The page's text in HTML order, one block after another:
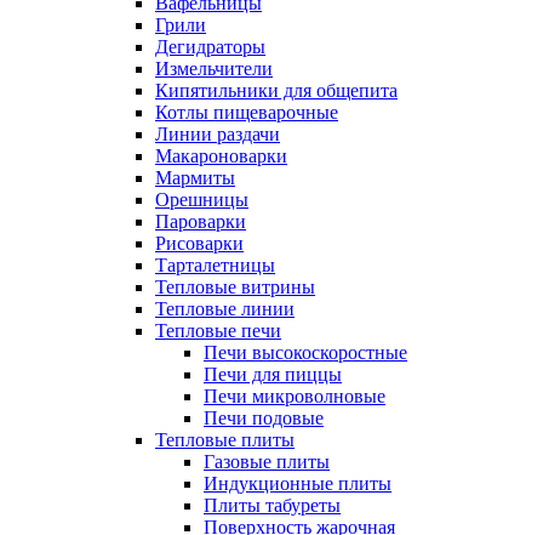
Грили
Дегидраторы
Измельчители
Кипятильники для общепита
Котлы пищеварочные
Линии раздачи
Макароноварки
Мармиты
Орешницы
Пароварки
Рисоварки
Тарталетницы
Тепловые витрины
Тепловые линии
Тепловые печи
Печи высокоскоростные
Печи для пиццы
Печи микроволновые
Печи подовые
Тепловые плиты
Газовые плиты
Индукционные плиты
Плиты табуреты
Поверхность жарочная